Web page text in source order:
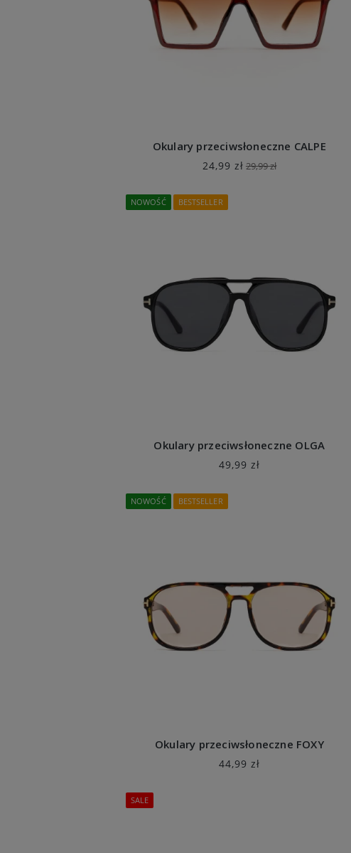
Okulary przeciwsłoneczne CALPE
24,99 zł 29,99 zł
Okulary przeciwsłoneczne OLGA
49,99 zł
NOWOŚĆ BESTSELLER
Okulary przeciwsłoneczne FOXY
44,99 zł
NOWOŚĆ BESTSELLER
SALE